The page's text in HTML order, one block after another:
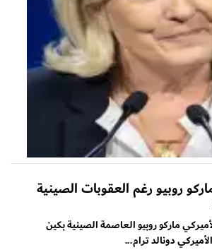
روبيو رغم العقوبات الصينية
ماركو روبيو العاصمة الصينية بكين
دونالد ترام...